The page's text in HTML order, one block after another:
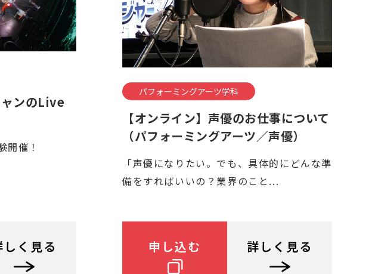
ャンのLive
催！
しく見る
パフォーミングアーツ学科
【オンライン】声優のお仕事について
（パフォーミングアーツ／声優）
「声優になりたい。でも、具体的にどんな準
備をすればいいの？業界のこと...
申し込む 詳しく見る